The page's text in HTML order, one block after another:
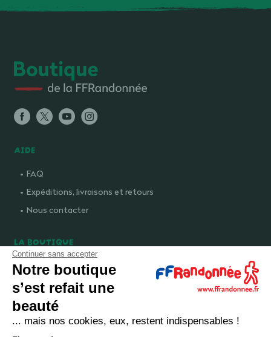
AIDE
FAQ
Expéditions, livraisons et retours
Nous contacter
LA BOUTIQUE
Qui sommes-nous ?
Comment devenir adhérent ?
Mentions légales
CGV et politique de confidentialité
Continuer sans accepter
Notre boutique
s’est refait une
beauté
... mais nos cookies, eux, restent indispensables !